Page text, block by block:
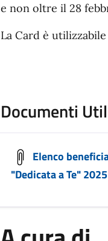
e non oltre il 28
La Card è
Documenti
Elenco
"Dedicata a Te"